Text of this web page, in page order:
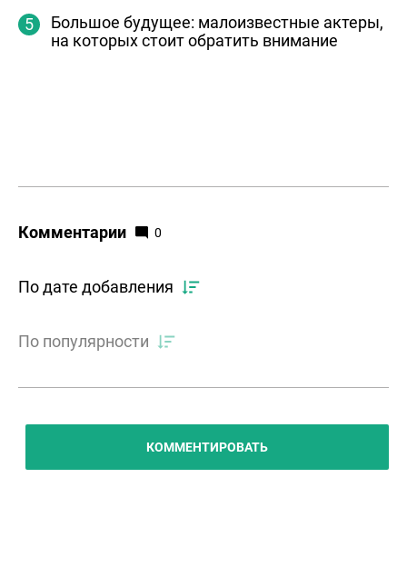
Большое будущее: малоизвестные актеры,
на которых стоит обратить внимание
Комментарии 0
По дате добавления
По популярности
КОММЕНТИРОВАТЬ